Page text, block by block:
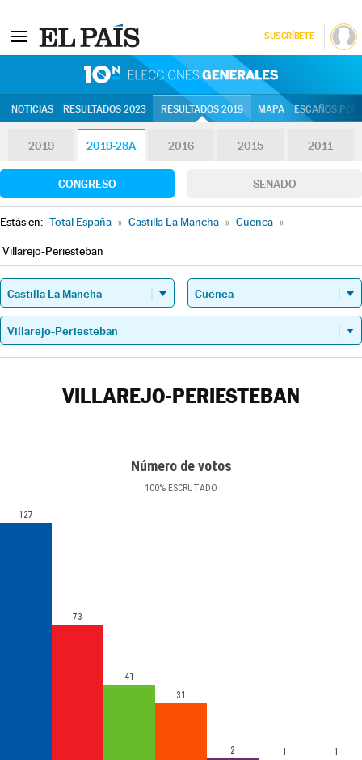
SUSCRÍBETE
NOTICIAS RESULTADOS 2023 RESULTADOS 2019 MAPA ESCAÑOS
2019 2019-28A 2016 2015 2011
CONGRESO SENADO
Estás en: Total España » Castilla La Mancha » Cuenca »
Villarejo-Periesteban
VILLAREJO-PERIESTEBAN
Número de votos
100% ESCRUTADO
127
73
41
31
2 1 1